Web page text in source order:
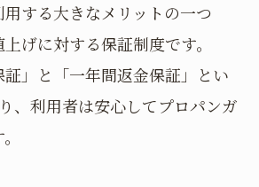
する大きなメリットの一つ
げに対する保証制度です。
証」と「一年間返金保証」とい
、利用者は安心してプロパンガ